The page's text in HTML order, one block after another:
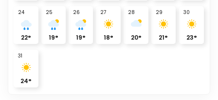
24
22°
25
19°
26
19°
27
18°
28
20°
29
21°
30
23°
31
24°